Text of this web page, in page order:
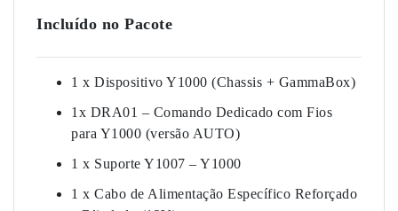
Incluído no Pacote
1 x Dispositivo Y1000 (Chassis + GammaBox)
1x DRA01 – Comando Dedicado com Fios
para Y1000 (versão AUTO)
1 x Suporte Y1007 – Y1000
1 x Cabo de Alimentação Específico Reforçado